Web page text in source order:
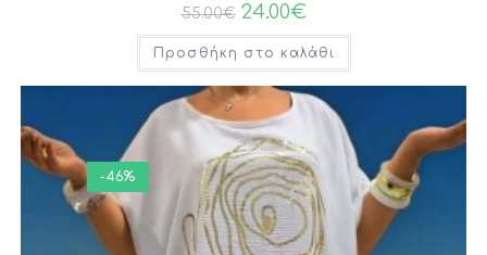
55.00€ 24.00€
Προσθήκη στο καλάθι
-46%